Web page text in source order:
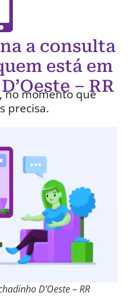
a consulta
está em
– RR
no momento que
precisa.
D’Oeste – RR